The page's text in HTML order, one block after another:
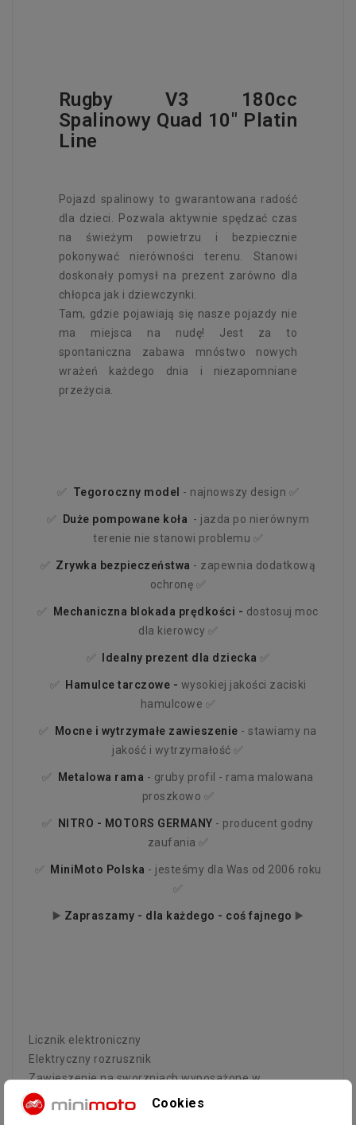
Rugby V3 180cc
Spalinowy Quad 10" Platin
Line
Pojazd spalinowy to gwarantowana radość
dla dzieci. Pozwala aktywnie spędzać czas
na świeżym powietrzu i bezpiecznie
pokonywać nierówności terenu. Stanowi
doskonały pomysł na prezent zarówno dla
chłopca jak i dziewczynki.
Tam, gdzie pojawiają się nasze pojazdy nie
ma miejsca na nudę! Jest za to
spontaniczna zabawa mnóstwo nowych
wrażeń każdego dnia i niezapomniane
przeżycia.
✅ Tegoroczny model - najnowszy design ✅
✅ Duże pompowane koła - jazda po nierównym
terenie nie stanowi problemu ✅
✅ Zrywka bezpieczeństwa - zapewnia dodatkową
ochronę ✅
✅ Mechaniczna blokada prędkości - dostosuj moc
dla kierowcy ✅
✅ Idealny prezent dla dziecka ✅
✅ Hamulce tarczowe - wysokiej jakości zaciski
hamulcowe ✅
✅ Mocne i wytrzymałe zawieszenie - stawiamy na
jakość i wytrzymałość ✅
✅ Metalowa rama - gruby profil - rama malowana
proszkowo ✅
✅ NITRO - MOTORS GERMANY - producent godny
zaufania ✅
✅ MiniMoto Polska - jesteśmy dla Was od 2006 roku
✅
▶️ Zapraszamy - dla każdego - coś fajnego ▶️
Licznik elektroniczny
Elektryczny rozrusznik
Zawieszenie na sworzniach wyposażone w
smarowniczki, dzięki czemu zapewnisz odpowiednie
smarowanie i wydłużysz żywotność końcówek.
Cookies